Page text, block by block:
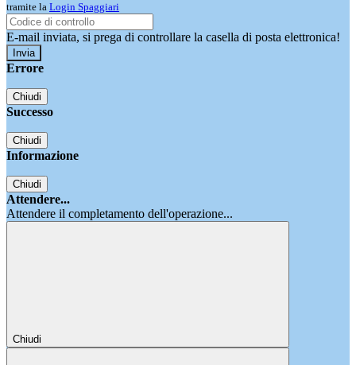
tramite la Login Spaggiari
E-mail inviata, si prega di controllare la casella di posta elettronica!
Errore
Chiudi
Successo
Chiudi
Informazione
Chiudi
Attendere...
Attendere il completamento dell'operazione...
Chiudi